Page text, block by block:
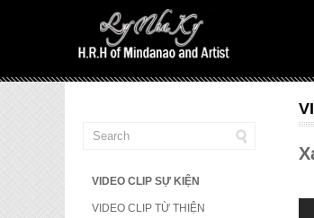
VIDEO CLIP SỰ KIỆN
VIDEO CLIP TỪ THIỆN